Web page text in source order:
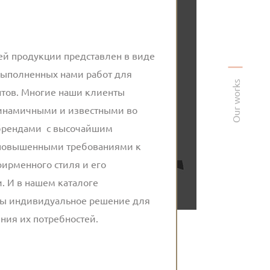
Our works
продукции представлен в виде
нами работ для
Многие наши клиенты
и известными во
с высочайшим
требованиями к
стиля и его
И в нашем каталоге
индивидуальное решение для
их потребностей.